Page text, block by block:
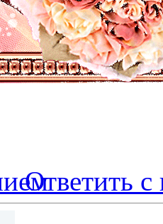
Ответить с